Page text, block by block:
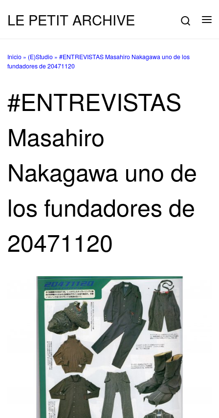
Saltar al contenido
LE PETIT ARCHIVE
Inicio » (E)Studio » #ENTREVISTAS Masahiro Nakagawa uno de los
fundadores de 20471120
#ENTREVISTAS
Masahiro
Nakagawa uno de
los fundadores de
20471120